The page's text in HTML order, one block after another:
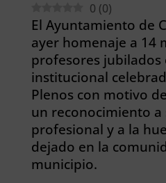
0 (0)
El Ayuntamiento de
ayer homenaje a 14
profesores jubilados
institucional
Plenos con motivo
un reconocimiento a
profesional y a la
dejado en la
municipio.